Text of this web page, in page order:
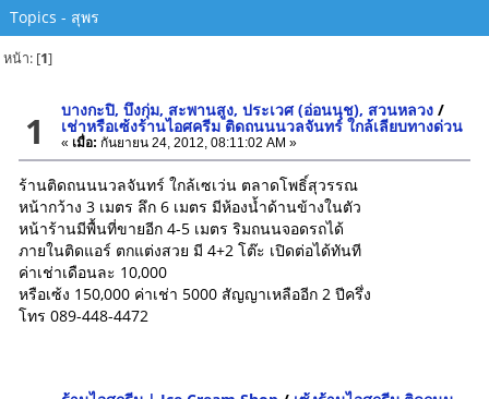
Topics - สุพร
หน้า: [1]
1 บางกะปิ, บึงกุ่ม, สะพานสูง, ประเวศ (อ่อนนุช), สวนหลวง /
เช่าหรือเซ้งร้านไอศครีม ติดถนนนวลจันทร์ ใกล้เลียบทางด่วน
« เมื่อ: กันยายน 24, 2012, 08:11:02 AM »
ร้านติดถนนนวลจันทร์ ใกล้เซเว่น ตลาดโพธิ์สุวรรณ
หน้ากว้าง 3 เมตร ลึก 6 เมตร มีห้องน้ำด้านข้างในตัว
หน้าร้านมีพื้นที่ขายอีก 4-5 เมตร ริมถนนจอดรถได้
ภายในติดแอร์ ตกแต่งสวย มี 4+2 โต๊ะ เปิดต่อได้ทันที
ค่าเช่าเดือนละ 10,000
หรือเซ้ง 150,000 ค่าเช่า 5000 สัญญาเหลืออีก 2 ปีครึ่ง
โทร 089-448-4472